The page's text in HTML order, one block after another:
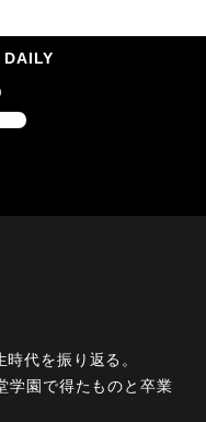
代を振り返る。
園で得たものと卒業